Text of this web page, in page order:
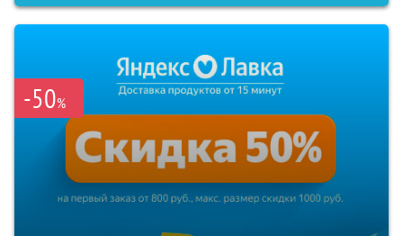
-50%